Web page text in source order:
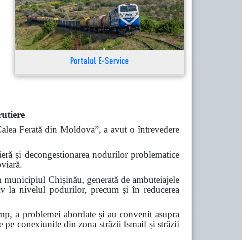
Portalul E-Service
Ferată din Moldova”, a avut o întrevedere
și decongestionarea nodurilor problematice
Chișinău, generată de ambuteiajele
la nivelul podurilor, precum și în reducerea
a problemei abordate și au convenit asupra
pe conexiunile din zona străzii Ismail și străzii